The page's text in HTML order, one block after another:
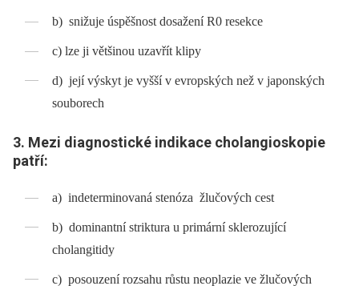
b) snižuje úspěšnost dosažení R0 resekce
c) lze ji většinou uzavřít klipy
d) její výskyt je vyšší v evropských než v japonských
souborech
3. Mezi diagnostické indikace cholangioskopie
patří:
a) indeterminovaná stenóza žlučových cest
b) dominantní striktura u primární sklerozující
cholangitidy
c) posouzení rozsahu růstu neoplazie ve žlučových